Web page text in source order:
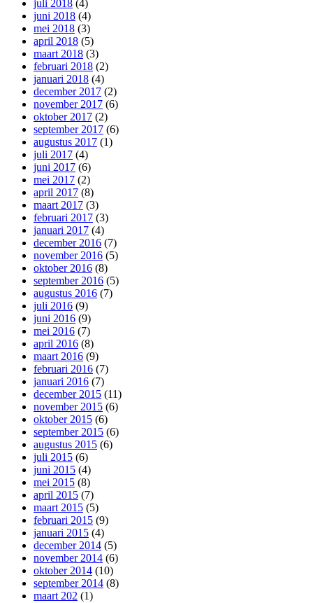
juli 2018 (4)
juni 2018 (4)
mei 2018 (3)
april 2018 (5)
maart 2018 (3)
februari 2018 (2)
januari 2018 (4)
december 2017 (2)
november 2017 (6)
oktober 2017 (2)
september 2017 (6)
augustus 2017 (1)
juli 2017 (4)
juni 2017 (6)
mei 2017 (2)
april 2017 (8)
maart 2017 (3)
februari 2017 (3)
januari 2017 (4)
december 2016 (7)
november 2016 (5)
oktober 2016 (8)
september 2016 (5)
augustus 2016 (7)
juli 2016 (9)
juni 2016 (9)
mei 2016 (7)
april 2016 (8)
maart 2016 (9)
februari 2016 (7)
januari 2016 (7)
december 2015 (11)
november 2015 (6)
oktober 2015 (6)
september 2015 (6)
augustus 2015 (6)
juli 2015 (6)
juni 2015 (4)
mei 2015 (8)
april 2015 (7)
maart 2015 (5)
februari 2015 (9)
januari 2015 (4)
december 2014 (5)
november 2014 (6)
oktober 2014 (10)
september 2014 (8)
maart 202 (1)